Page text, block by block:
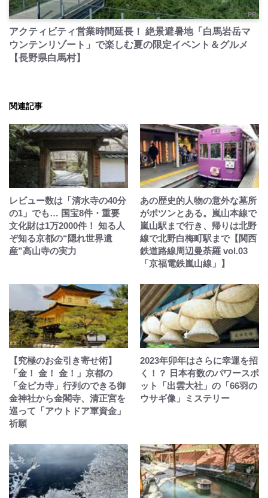
PR
アクティビティ営業時間延長！ 絶景避暑地「白馬岩岳マ
ウンテンリゾート」で楽しむ夏の限定イベント＆グルメ
【長野県白馬村】
関連記事
レビュー数は「清水寺の40分
の1」でも… 国宝8件・重要
文化財は1万2000件！ 知る人
ぞ知る京都の“隠れ世界遺
産”高山寺の実力
あの歴史的人物の意外な墓所
がポツンとある。嵐山本線で
嵐山駅まで行き、帰りは北野
線で北野白梅町駅まで【関西
鉄道路線周辺曼荼羅 vol.03
「京福電鉄嵐山線」】
【究極のお金引き寄せ術】
「金！ 金！ 金！」京都の
「金ピカ寺」行列のできる御
金神社から金閣寺、清正宮を
巡って「アウトドア軍資金」
祈願
2023年卯年はさらに幸運を招
く！？ 日本有数のパワースポ
ット「出雲大社」の「66羽の
ウサギ像」ミステリー